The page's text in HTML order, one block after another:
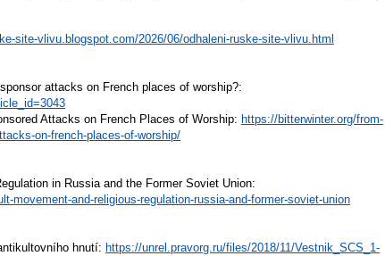
site-vlivu.blogspot.com/2026/06/odhaleni-ruske-site-vlivu.html
attacks on French places of worship?:
Attacks on French Places of Worship: https://bitterwinter.org/from-
on-french-places-of-worship/
in Russia and the Former Soviet Union:
movement-and-religious-regulation-russia-and-former-soviet-union
hnutí: https://unrel.pravorg.ru/files/2018/11/Vestnik_SCS_1-